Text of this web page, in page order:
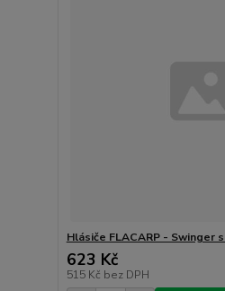
Hlásiče FLACARP - Swinger
623 Kč
515 Kč bez DPH